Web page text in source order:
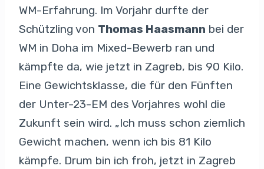
WM-Erfahrung. Im Vorjahr durfte der
Schützling von Thomas Haasmann bei der
WM in Doha im Mixed-Bewerb ran und
kämpfte da, wie jetzt in Zagreb, bis 90 Kilo.
Eine Gewichtsklasse, die für den Fünften
der Unter-23-EM des Vorjahres wohl die
Zukunft sein wird. „Ich muss schon ziemlich
Gewicht machen, wenn ich bis 81 Kilo
kämpfe. Drum bin ich froh, jetzt in Zagreb